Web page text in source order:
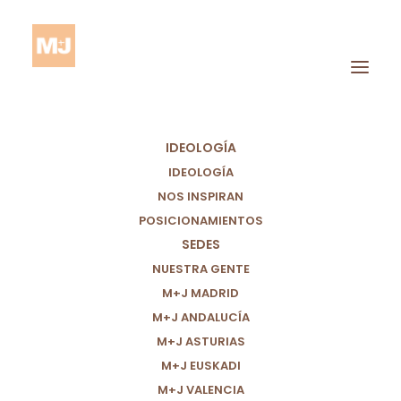
IDEOLOGÍA
IDEOLOGÍA
NOS INSPIRAN
POSICIONAMIENTOS
SEDES
NUESTRA GENTE
M+J MADRID
M+J ANDALUCÍA
M+J ASTURIAS
M+J EUSKADI
M+J VALENCIA
ORGANIGRAMA